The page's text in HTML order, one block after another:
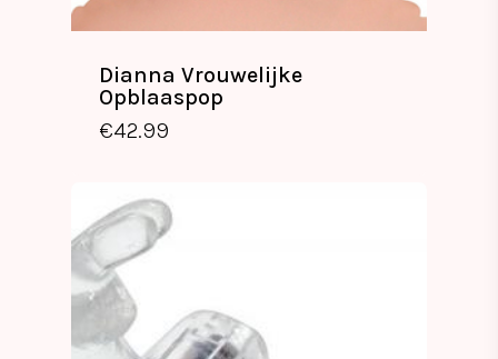
Dianna Vrouwelijke
Opblaaspop
€42.99